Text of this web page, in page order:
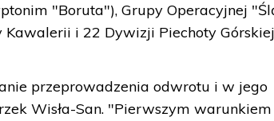
"Boruta"), Grupy Operacyjnej
i 22 Dywizji Piechoty
przeprowadzenia odwrotu i w jego
Wisła-San. "Pierwszym warunkiem